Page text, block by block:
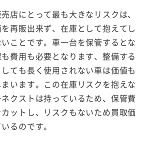
店にとって最も大きなリスクは、
再販出来ず、在庫として抱えてし
ことです。車一台を保管するとな
費用も必要となります、整備する
ても長く使用されない車は価値も
います。この在庫リスクを抱えな
クストは持っているため、保管費
ットし、リスクもないため買取価
るのです。